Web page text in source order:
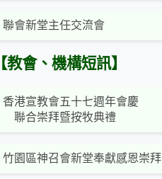
聯會新堂主任交流會
【教會、機構短訊】
香港宣教會五十七週年會慶
聯合崇拜暨按牧典禮
竹園區神召會新堂奉獻感恩崇拜